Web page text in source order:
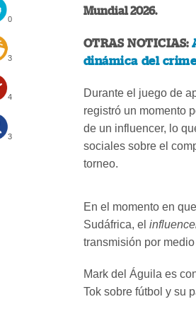
0
3
4
3
Mundial 2026.
OTRAS NOTICIAS:
dinámica del
Durante el juego de
registró un momento
de un influencer, lo
sociales sobre el
torneo.
En el momento en
Sudáfrica, el
transmisión por
Mark del Águila es
Tok sobre fútbol y su